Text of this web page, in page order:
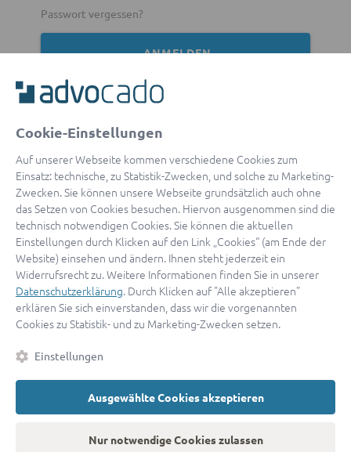
Passwort vergessen?
ANMELDEN
Mit Apple anmelden
Sign in with Google
By continuing, you are indicating that you accept ourTerms of
ServiceandPrivacy Policy.
Sie haben noch keinen Zugang?Hier registrieren
oder als Anwalt registrieren.
© 2026 advocado
Cookie-Einstellungen
Auf unserer Webseite kommen verschiedene Cookies zum
Einsatz: technische, zu Statistik-Zwecken, und solche zu Marketing-
Zwecken. Sie können unsere Webseite grundsätzlich auch ohne
das Setzen von Cookies besuchen. Hiervon ausgenommen sind die
technisch notwendigen Cookies. Sie können die aktuellen
Einstellungen durch Klicken auf den Link „Cookies“ (am Ende der
Website) einsehen und ändern. Ihnen steht jederzeit ein
Widerrufsrecht zu. Weitere Informationen finden Sie in unserer
Datenschutzerklärung. Durch Klicken auf "Alle akzeptieren"
erklären Sie sich einverstanden, dass wir die vorgenannten
Cookies zu Statistik- und zu Marketing-Zwecken setzen.
Einstellungen
Ausgewählte Cookies akzeptieren
Nur notwendige Cookies zulassen